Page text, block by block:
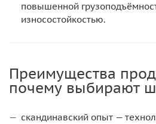
повышенной
износостойкостью.
Преимущества
почему выбирают
скандинавский опыт —